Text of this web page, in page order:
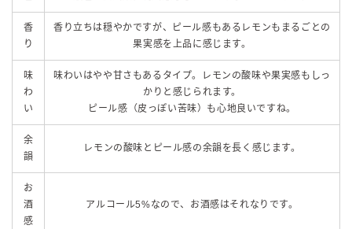
香
り
香り立ちは穏やかですが、ピール感もあるレモンもまるごとの
果実感を上品に感じます。
味
わ
い
味わいはやや甘さもあるタイプ。レモンの酸味や果実感もしっ
かりと感じられます。
ピール感（皮っぽい苦味）も心地良いですね。
余
韻
レモンの酸味とピール感の余韻を長く感じます。
お
酒
感
アルコール5%なので、お酒感はそれなりです。